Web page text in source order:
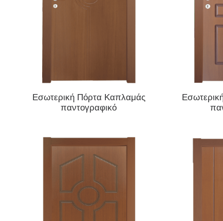
ΔΙΑΒΆΣΤΕ ΠΕΡΙΣΣΌΤΕΡΑ
Εσωτερική Πόρτα Καπλαμάς
παντογραφικό